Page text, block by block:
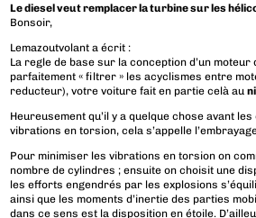
Le diesel veut remplacer la turbine sur les
Bonsoir,
Lemazoutvolant a écrit :
La regle de base sur la conception d’un moteur
parfaitement « filtrer » les acyclismes entre
reducteur), votre voiture fait en partie celà au
Heureusement qu’il y a quelque chose avant
vibrations en torsion, cela s’appelle
Pour minimiser les vibrations en torsion on
nombre de cylindres ; ensuite on choisit une
les efforts engendrés par les explosions
ainsi que les moments d’inertie des parties
dans ce sens est la disposition en étoile.